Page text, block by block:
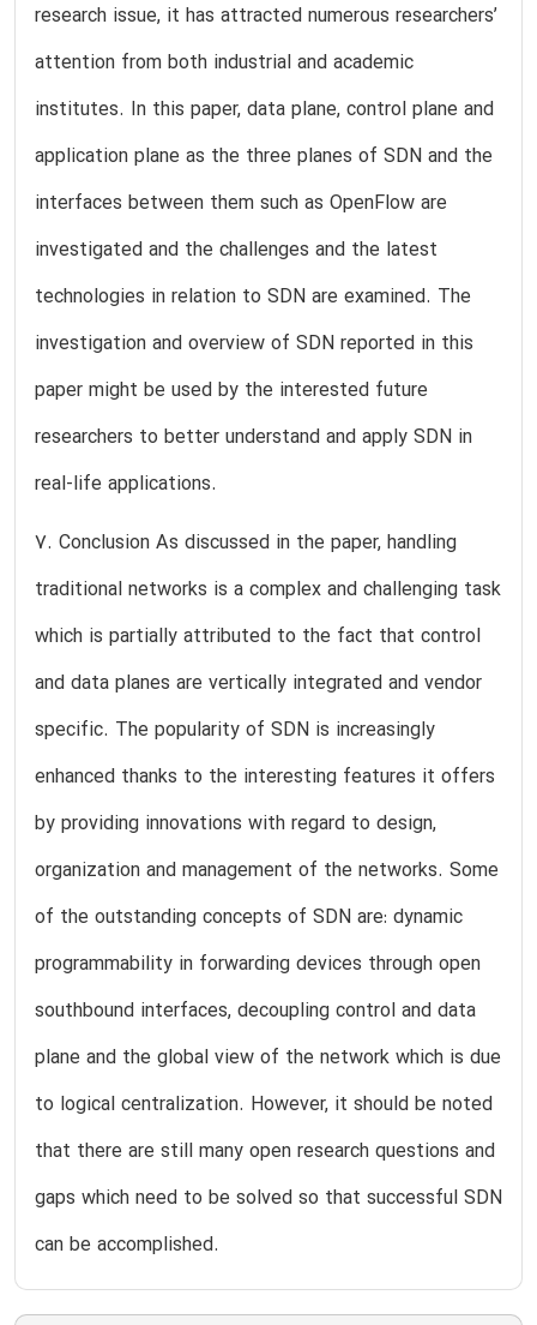
research issue, it has attracted numerous researchers’
attention from both industrial and academic
institutes. In this paper, data plane, control plane and
application plane as the three planes of SDN and the
interfaces between them such as OpenFlow are
investigated and the challenges and the latest
technologies in relation to SDN are examined. The
investigation and overview of SDN reported in this
paper might be used by the interested future
researchers to better understand and apply SDN in
real-life applications.
7. Conclusion As discussed in the paper, handling
traditional networks is a complex and challenging task
which is partially attributed to the fact that control
and data planes are vertically integrated and vendor
specific. The popularity of SDN is increasingly
enhanced thanks to the interesting features it offers
by providing innovations with regard to design,
organization and management of the networks. Some
of the outstanding concepts of SDN are: dynamic
programmability in forwarding devices through open
southbound interfaces, decoupling control and data
plane and the global view of the network which is due
to logical centralization. However, it should be noted
that there are still many open research questions and
gaps which need to be solved so that successful SDN
can be accomplished.